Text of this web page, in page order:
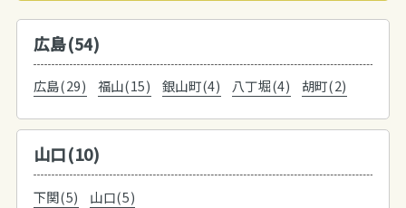
広島(54)
広島(29) 福山(15) 銀山町(4) 八丁堀(4) 胡町(2)
山口(10)
下関(5) 山口(5)